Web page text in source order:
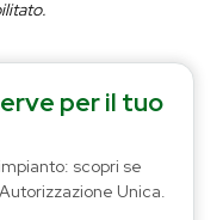
per il tuo
scopri se
Unica.